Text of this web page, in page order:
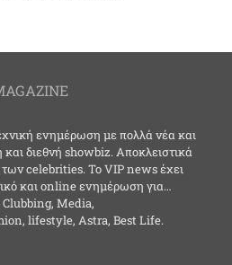
ενημέρωση με πολλά νέα και
και διεθνή showbiz. Αποκλειστικά
celebrities. Το VIP news έχει
και online ενημέρωση για…
Media,
lifestyle, Astra, Best Life.